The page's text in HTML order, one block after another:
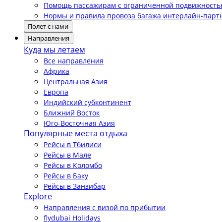
Помощь пассажирам с ограниченной
Нормы и правила провоза багажа интерлайн-
Полет с нами
Направления
Куда мы летаем
Все направления
Африка
Центральная Азия
Европа
Индийский субконтинент
Ближний Восток
Юго-Восточная Азия
Популярные места отдыха
Рейсы в Тбилиси
Рейсы в Мале
Рейсы в Коломбо
Рейсы в Баку
Рейсы в Занзибар
Explore
Направления с визой по прибытии
flydubai Holidays